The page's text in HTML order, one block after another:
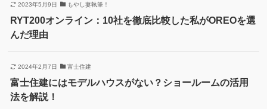
2023年5月9日 もやし妻執筆！
RYT200オンライン：10社を徹底比較した私がOREOを選
んだ理由
2024年2月7日 富士住建
富士住建にはモデルハウスがない？ショールームの活用
法を解説！